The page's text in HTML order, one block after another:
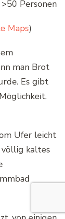
Personen
Maps)
man Brot
Es gibt
Ufer leicht
kaltes